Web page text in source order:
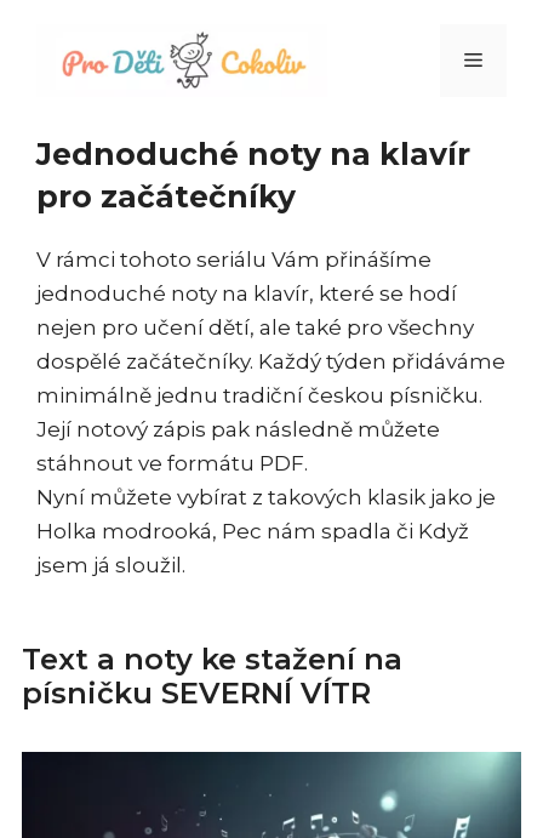
Menu
Jednoduché noty na klavír
pro začátečníky
V rámci tohoto seriálu Vám přinášíme
jednoduché noty na klavír, které se hodí
nejen pro učení dětí, ale také pro všechny
dospělé začátečníky. Každý týden přidáváme
minimálně jednu tradiční českou písničku.
Její notový zápis pak následně můžete
stáhnout ve formátu PDF.
Nyní můžete vybírat z takových klasik jako je
Holka modrooká, Pec nám spadla či Když
jsem já sloužil.
Text a noty ke stažení na
písničku SEVERNÍ VÍTR